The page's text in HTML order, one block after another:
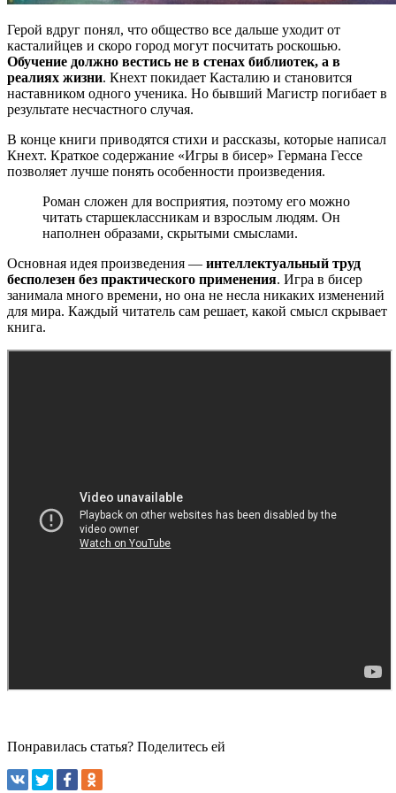
Герой вдруг понял, что общество все дальше уходит от
касталийцев и скоро город могут посчитать роскошью.
Обучение должно вестись не в стенах библиотек, а в
реалиях жизни. Кнехт покидает Касталию и становится
наставником одного ученика. Но бывший Магистр погибает в
результате несчастного случая.
В конце книги приводятся стихи и рассказы, которые написал
Кнехт. Краткое содержание «Игры в бисер» Германа Гессе
позволяет лучше понять особенности произведения.
Роман сложен для восприятия, поэтому его можно
читать старшеклассникам и взрослым людям. Он
наполнен образами, скрытыми смыслами.
Основная идея произведения — интеллектуальный труд
бесполезен без практического применения. Игра в бисер
занимала много времени, но она не несла никаких изменений
для мира. Каждый читатель сам решает, какой смысл скрывает
книга.
Понравилась статья? Поделитесь ей